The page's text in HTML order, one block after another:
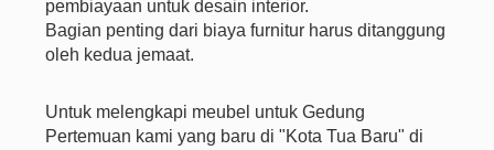
pembiayaan untuk desain interior.
Bagian penting dari biaya furnitur harus ditanggung
oleh kedua jemaat.
Untuk melengkapi meubel untuk Gedung
Pertemuan kami yang baru di "Kota Tua Baru" di